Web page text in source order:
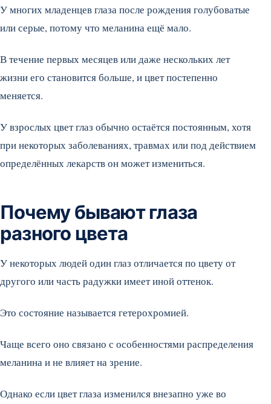
У многих младенцев глаза после рождения голубоватые
или серые, потому что меланина ещё мало.
В течение первых месяцев или даже нескольких лет
жизни его становится больше, и цвет постепенно
меняется.
У взрослых цвет глаз обычно остаётся постоянным, хотя
при некоторых заболеваниях, травмах или под действием
определённых лекарств он может измениться.
Почему бывают глаза
разного цвета
У некоторых людей один глаз отличается по цвету от
другого или часть радужки имеет иной оттенок.
Это состояние называется гетерохромией.
Чаще всего оно связано с особенностями распределения
меланина и не влияет на зрение.
Однако если цвет глаза изменился внезапно уже во